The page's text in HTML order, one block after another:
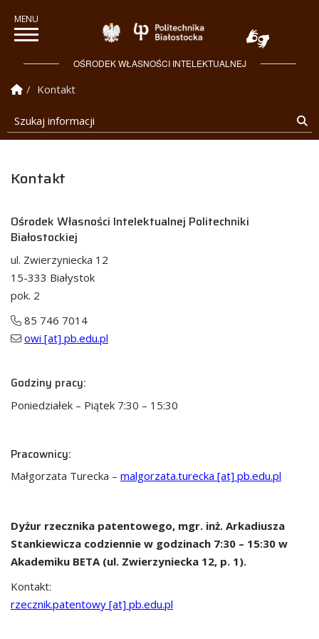
Politechnika
OŚRODEK WŁASNOŚCI INTELEKTUALNEJ
Strona Główna
Kontakt
Szukaj informacji
Kontakt
Ośrodek Własności Intelektualnej Politechniki
Białostockiej
ul. Zwierzyniecka 12
15-333 Białystok
pok. 2
85 746 7014
owi [at] pb.edu.pl
Godziny pracy:
Poniedziałek – Piątek 7:30 – 15:30
Pracownicy:
Małgorzata Turecka – malgorzata.turecka [at] pb.edu.pl
Dyżur rzecznika patentowego, mgr. inż. Arkadiusza
Stankiewicza codziennie w godzinach 7:30 – 15:30 w
Akademiku BETA (ul. Zwierzyniecka 12, p. 1).
Kontakt:
rzecznik.patentowy [at] pb.edu.pl